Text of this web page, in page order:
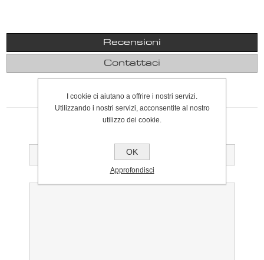
Recensioni
Contattaci
SCRIVI UNA RECENSIONE
Solo gli utenti registrati possono scrivere recensioni
Testo della recensione:
I cookie ci aiutano a offrire i nostri servizi.
Utilizzando i nostri servizi, acconsentite al nostro
utilizzo dei cookie.
OK
Approfondisci